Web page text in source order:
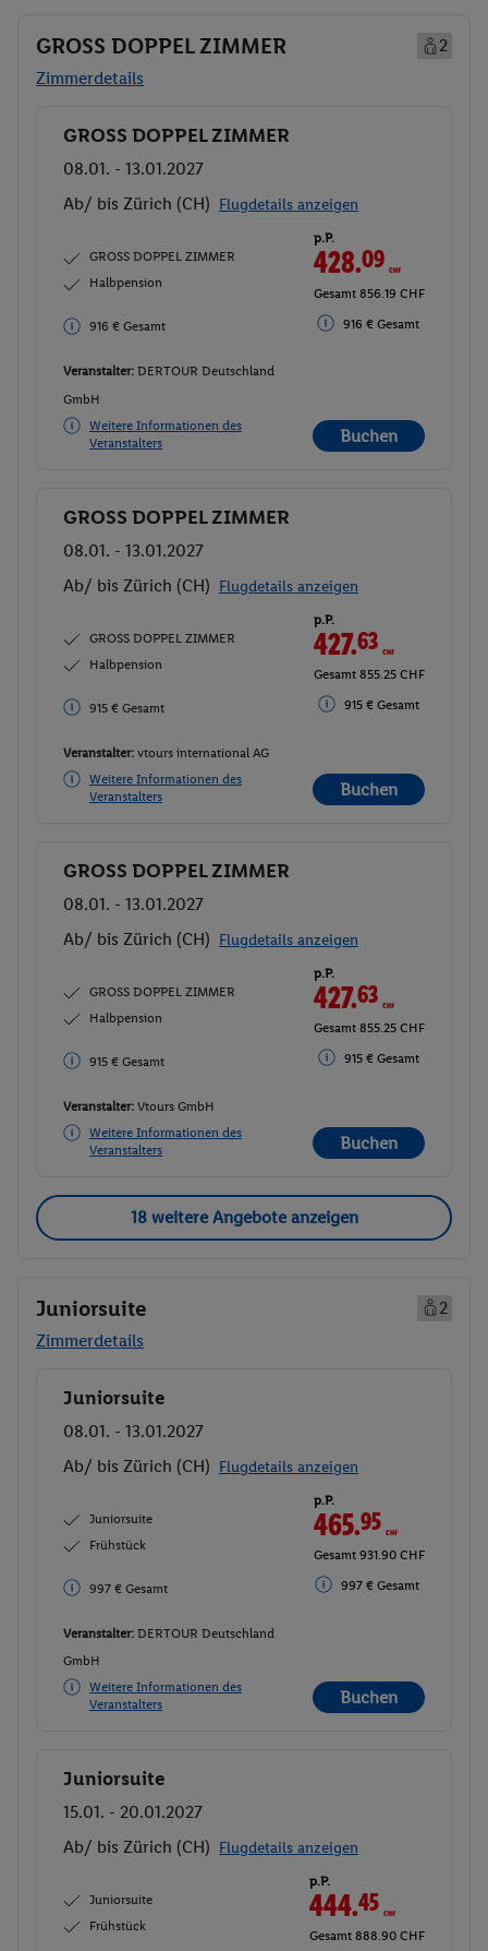
GROSS DOPPEL ZIMMER
2
Zimmerdetails
Buchen
GROSS DOPPEL ZIMMER
08.01. - 13.01.2027
Ab/ bis Zürich (CH) Flugdetails anzeigen
GROSS DOPPEL ZIMMER
Halbpension
916 € Gesamt
p.P.
428.09CHF
Gesamt 856.19 CHF
916 € Gesamt
Veranstalter: DERTOUR Deutschland
GmbH
Weitere Informationen des
Veranstalters
Buchen
Buchen
GROSS DOPPEL ZIMMER
08.01. - 13.01.2027
Ab/ bis Zürich (CH) Flugdetails anzeigen
GROSS DOPPEL ZIMMER
Halbpension
915 € Gesamt
p.P.
427.63CHF
Gesamt 855.25 CHF
915 € Gesamt
Veranstalter: vtours international AG
Weitere Informationen des
Veranstalters
Buchen
Buchen
GROSS DOPPEL ZIMMER
08.01. - 13.01.2027
Ab/ bis Zürich (CH) Flugdetails anzeigen
GROSS DOPPEL ZIMMER
Halbpension
915 € Gesamt
p.P.
427.63CHF
Gesamt 855.25 CHF
915 € Gesamt
Veranstalter: Vtours GmbH
Weitere Informationen des
Veranstalters
Buchen
18 weitere Angebote anzeigen
Juniorsuite
2
Zimmerdetails
Buchen
Juniorsuite
08.01. - 13.01.2027
Ab/ bis Zürich (CH) Flugdetails anzeigen
Juniorsuite
Frühstück
997 € Gesamt
p.P.
465.95CHF
Gesamt 931.90 CHF
997 € Gesamt
Veranstalter: DERTOUR Deutschland
GmbH
Weitere Informationen des
Veranstalters
Buchen
Buchen
Juniorsuite
15.01. - 20.01.2027
Ab/ bis Zürich (CH) Flugdetails anzeigen
Juniorsuite
Frühstück
p.P.
444.45CHF
Gesamt 888.90 CHF